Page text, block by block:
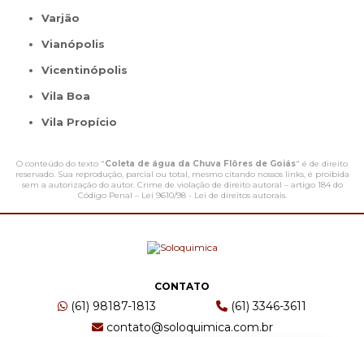
Varjão
Vianópolis
Vicentinópolis
Vila Boa
Vila Propício
O conteúdo do texto "Coleta de água da Chuva Flôres de Goiás" é de direito
reservado. Sua reprodução, parcial ou total, mesmo citando nossos links, é proibida
sem a autorização do autor. Crime de violação de direito autoral – artigo 184 do
Código Penal – Lei 9610/98 - Lei de direitos autorais.
CONTATO
(61) 98187-1813
(61) 3346-3611
contato@soloquimica.com.br